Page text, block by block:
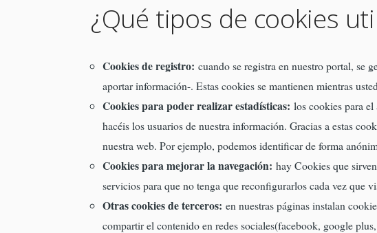
¿Qué tipos de cookies
Cookies de registro: cuando se registra en nuestro portal, se
aportar información-. Estas cookies se mantienen mientras
Cookies para poder realizar estadísticas: los cookies para
hacéis los usuarios de nuestra información. Gracias a estas
nuestra web. Por ejemplo, podemos identificar de forma
Cookies para mejorar la navegación: hay Cookies que
servicios para que no tenga que reconfigurarlos cada vez que
Otras cookies de terceros: en nuestras páginas instalan
compartir el contenido en redes sociales(facebook, google